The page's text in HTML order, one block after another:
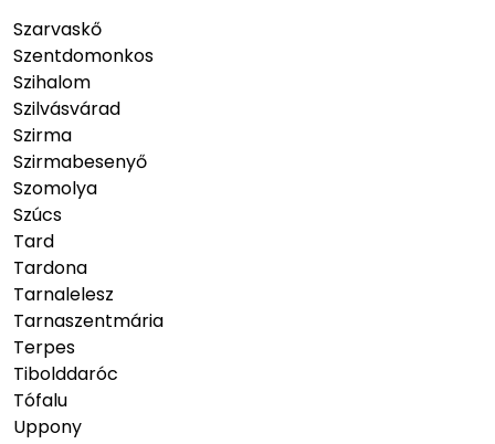
Szarvaskő
Szentdomonkos
Szihalom
Szilvásvárad
Szirma
Szirmabesenyő
Szomolya
Szúcs
Tard
Tardona
Tarnalelesz
Tarnaszentmária
Terpes
Tibolddaróc
Tófalu
Uppony